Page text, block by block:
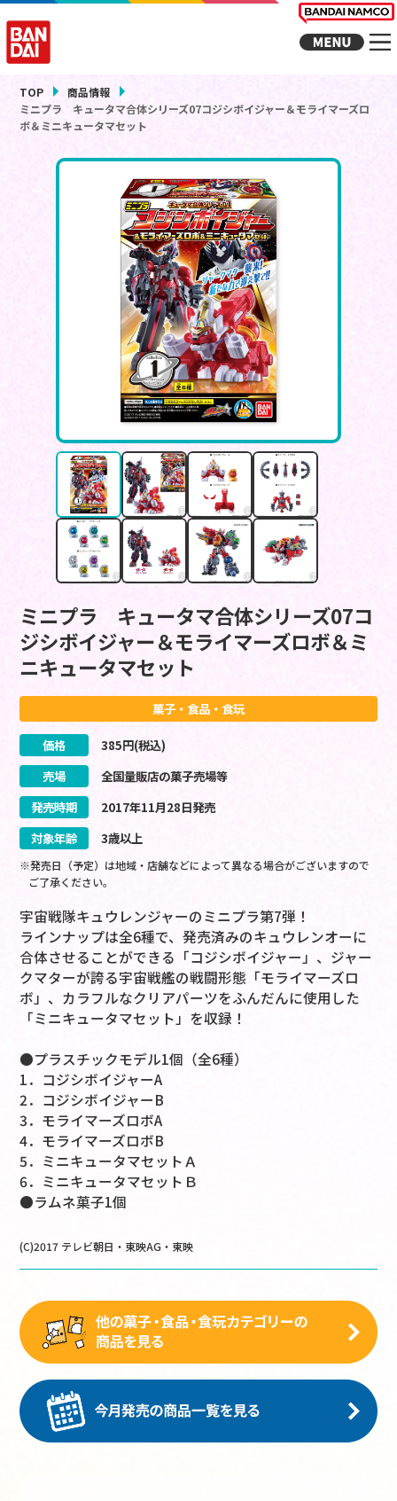
TOP
商品情報
ミニプラ キュータマ合体シリーズ07コジシボイジャー＆モライマーズロ
ボ＆ミニキュータマセット
ミニプラ キュータマ合体シリーズ07コ
ジシボイジャー＆モライマーズロボ＆ミ
ニキュータマセット
菓子・食品・食玩
価格 385円(税込)
売場
全国量販店の菓子売場等
発売時期
2017年11月28日発売
対象年齢
3歳以上
※発売日（予定）は地域・店舗などによって異なる場合がございますので
ご了承ください。
宇宙戦隊キュウレンジャーのミニプラ第7弾！
ラインナップは全6種で、発売済みのキュウレンオーに
合体させることができる「コジシボイジャー」、ジャー
クマターが誇る宇宙戦艦の戦闘形態「モライマーズロ
ボ」、カラフルなクリアパーツをふんだんに使用した
「ミニキュータマセット」を収録！
●プラスチックモデル1個（全6種）
1．コジシボイジャーA
2．コジシボイジャーB
3．モライマーズロボA
4．モライマーズロボB
5．ミニキュータマセットＡ
6．ミニキュータマセットＢ
●ラムネ菓子1個
(C)2017 テレビ朝日・東映AG・東映